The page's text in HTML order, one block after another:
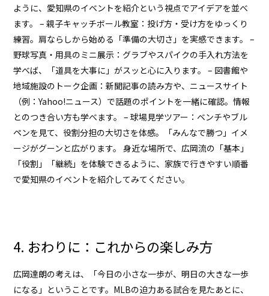
ように、愛知県のイベントを紹介という視点でアイデアを並べ
ます。 – 親子キャッチボール教室：投げ方・受け方をゆっくり
練習。肩ならしから始める「準備の大切さ」を実感できます。 –
野球写真・用具のミニ展示：グラブやスパイクの手入れ方法を
学べば、「道具を大事に」がスッと心に入ります。 – 図書館や
地域施設のトーク企画：新聞記事の読み方や、ニュースサイト
（例：Yahoo!ニュース）で話題のポイントを一緒に確認。情報
とのつき合い方も学べます。 – 球場見学ツアー：ベンチやブル
ペンを見て、役割分担の大切さを体感。「みんなで勝つ」イメ
ージがグーンと広がります。 身近な場所で、広岡流の「基本」
「役割」「継続」を体験できるように、家族で行きやすい順番
で愛知県のイベントを紹介してみてください。
4. おわりに：これからの楽しみ方
広岡達朗の考えは、「今日の小さな一歩が、明日の大きな一歩
になる」ということです。MLBの迫力ある試合を見たあとに、